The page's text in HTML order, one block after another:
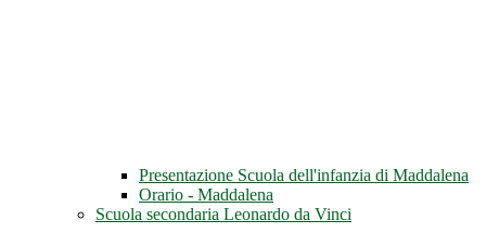
Presentazione Scuola dell'infanzia di Maddalena
Orario - Maddalena
Scuola secondaria Leonardo da Vinci